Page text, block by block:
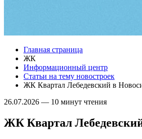
Главная страница
ЖК
Информационный центр
Статьи на тему новостроек
ЖК Квартал Лебедевский в
26.07.2026 — 10 минут чтения
ЖК Квартал